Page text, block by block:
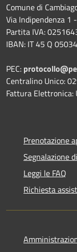
Comune di
Via Indipendenza 1
Partita IVA:
IBAN: IT 45 Q
PEC:
Centralino Unico:
Fattura Elettronica:
Prenotazione
Segnalazione
Leggi le FAQ
Richiesta